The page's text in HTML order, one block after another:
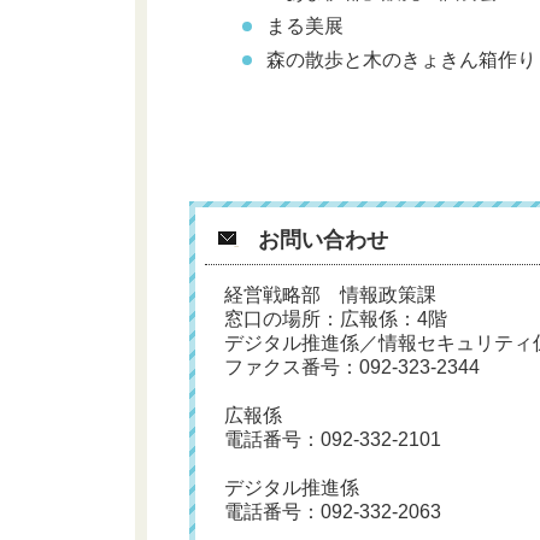
まる美展
森の散歩と木のきょきん箱作り
お問い合わせ
経営戦略部 情報政策課
窓口の場所：広報係：4階
デジタル推進係／情報セキュリティ
ファクス番号：092-323-2344
広報係
電話番号： 092-332-2101
デジタル推進係
電話番号： 092-332-2063